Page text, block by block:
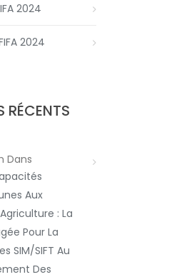
2024
2024
RÉCENTS
Dans
Aux
: La
Pour La
SIM/SIFT Au
Des